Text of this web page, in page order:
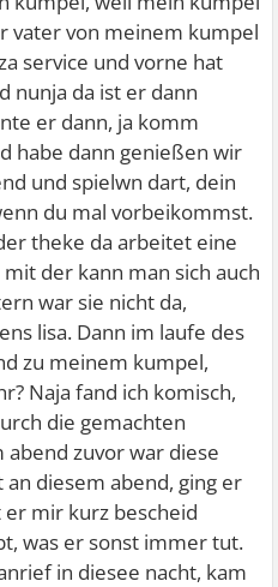
vater von meinem kumpel
service und vorne hat
nunja da ist er dann
er dann, ja komm
habe dann genießen wir
und spielwn dart, dein
du mal vorbeikommst.
theke da arbeitet eine
der kann man sich auch
war sie nicht da,
lisa. Dann im laufe des
zu meinem kumpel,
Naja fand ich komisch,
die gemachten
zuvor war diese
diesem abend, ging er
mir kurz bescheid
was er sonst immer tut.
in diesee nacht, kam